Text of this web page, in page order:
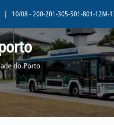
10/08 - 200-201-305-501-801-12M-
do Porto